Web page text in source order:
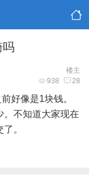
吗
楼主
938 28
好像是1块钱。
。不知道大家现在
。